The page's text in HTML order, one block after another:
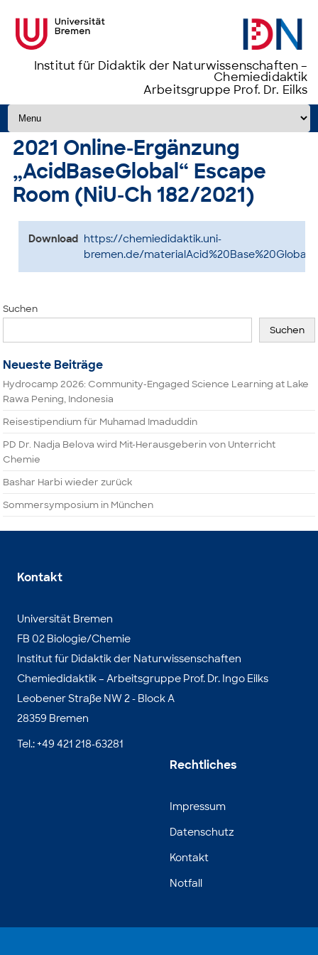
Institut für Didaktik der Naturwissenschaften –
Chemiedidaktik
Arbeitsgruppe Prof. Dr. Eilks
Zum Inhalt springen
2021 Online-Ergänzung
„AcidBaseGlobal“ Escape
Room (NiU-Ch 182/2021)
Download https://chemiedidaktik.uni-
bremen.de/
Suchen
Suchen
Neueste Beiträge
Hydrocamp 2026: Community-Engaged Science Learning at Lake
Rawa Pening, Indonesia
Reisestipendium für Muhamad Imaduddin
PD Dr. Nadja Belova wird Mit-Herausgeberin von Unterricht
Chemie
Bashar Harbi wieder zurück
Sommersymposium in München
Kontakt
Universität Bremen
FB 02 Biologie/Chemie
Institut für Didaktik der Naturwissenschaften
Chemiedidaktik – Arbeitsgruppe Prof. Dr. Ingo Eilks
Leobener Straße NW 2 - Block A
28359 Bremen
Tel.: +49 421 218-63281
Rechtliches
Impressum
Datenschutz
Kontakt
Notfall